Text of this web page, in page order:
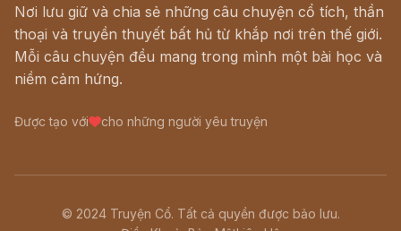
Nơi lưu giữ và chia sẻ những câu chuyện cổ tích, thần
thoại và truyền thuyết bất hủ từ khắp nơi trên thế giới.
Mỗi câu chuyện đều mang trong mình một bài học và
niềm cảm hứng.
Được tạo với cho những người yêu truyện
© 2024 Truyện Cổ. Tất cả quyền được bảo lưu.